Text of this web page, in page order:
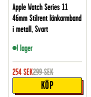
Apple Watch Series 11
46mm Stilrent länkarmband
i metall, Svart
I lager
254 SEK299 SEK
KÖP